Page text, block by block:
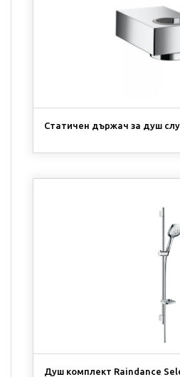
Статичен държач за душ
Душ комплект Raindance